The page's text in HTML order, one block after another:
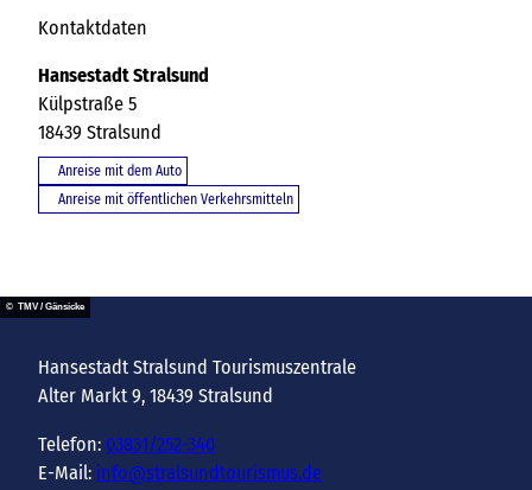
Kontaktdaten
Hansestadt Stralsund
Külpstraße 5
18439 Stralsund
Anreise mit dem Auto
Anreise mit öffentlichen Verkehrsmitteln
© TMV / Gänsicke
Hansestadt Stralsund Tourismuszentrale
Alter Markt 9, 18439 Stralsund
Telefon: 03831/252-340
E-Mail: info@stralsundtourismus.de